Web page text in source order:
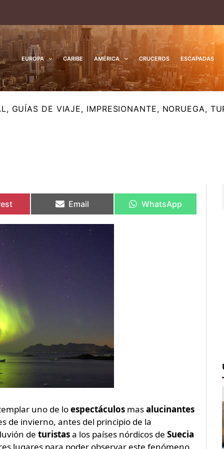
EUROPA CARIBE AMÉRICA CRUCEROS ESCAPADAS
, GUÍAS DE VIAJE, IMPRESIONANTE, NORUEGA,
en
Email
en
WhatsApp
uno de loespectáculosmasalucinantes
de invierno, antes del principio de la
de turistasa los países nórdicos de Suecia
en
en